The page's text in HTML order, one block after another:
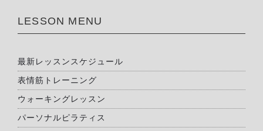
LESSON MENU
最新レッスンスケジュール
表情筋トレーニング
ウォーキングレッスン
パーソナルピラティス